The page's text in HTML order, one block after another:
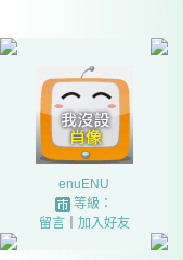
enuENU
等級：
留言｜ 加入好友